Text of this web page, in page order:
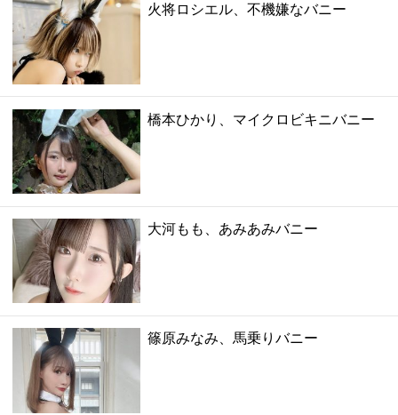
火将ロシエル、不機嫌なバニー
橋本ひかり、マイクロビキニバニー
大河もも、あみあみバニー
篠原みなみ、馬乗りバニー